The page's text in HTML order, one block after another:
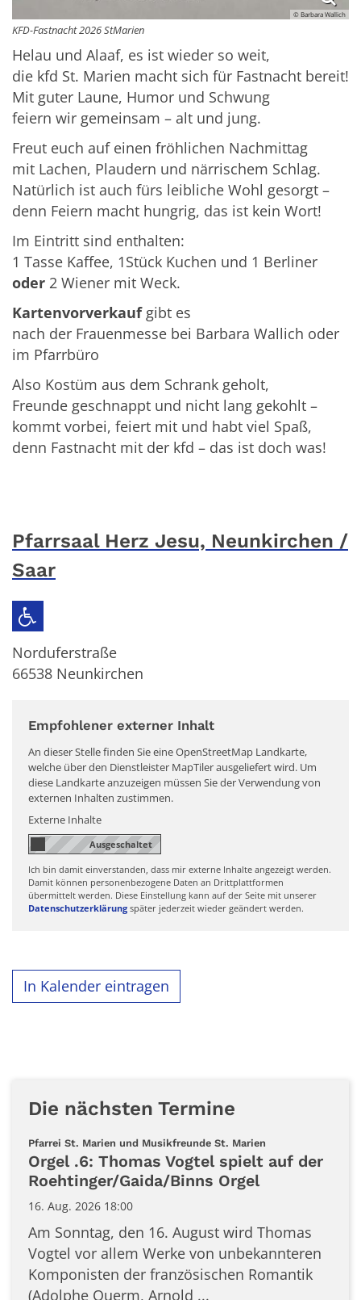
© Barbara Wallich
KFD-Fastnacht 2026 StMarien
Helau und Alaaf, es ist wieder so weit,
die kfd St. Marien macht sich für Fastnacht bereit!
Mit guter Laune, Humor und Schwung
feiern wir gemeinsam – alt und jung.
Freut euch auf einen fröhlichen Nachmittag
mit Lachen, Plaudern und närrischem Schlag.
Natürlich ist auch fürs leibliche Wohl gesorgt –
denn Feiern macht hungrig, das ist kein Wort!
Im Eintritt sind enthalten:
1 Tasse Kaffee, 1Stück Kuchen und 1 Berliner
oder 2 Wiener mit Weck.
Kartenvorverkaufgibt es
nach der Frauenmesse bei Barbara Wallich oder
im Pfarrbüro
Also Kostüm aus dem Schrank geholt,
Freunde geschnappt und nicht lang gekohlt –
kommt vorbei, feiert mit und habt viel Spaß,
denn Fastnacht mit der kfd – das ist doch was!
Pfarrsaal Herz Jesu, Neunkirchen /
Saar
Norduferstraße
66538 Neunkirchen
Empfohlener externer Inhalt
An dieser Stelle finden Sie eine OpenStreetMap Landkarte,
welche über den Dienstleister MapTiler ausgeliefert wird. Um
diese Landkarte anzuzeigen müssen Sie der Verwendung von
externen Inhalten zustimmen.
Externe Inhalte
Ich bin damit einverstanden, dass mir externe Inhalte angezeigt werden.
Damit können personenbezogene Daten an Drittplattformen
übermittelt werden. Diese Einstellung kann auf der Seite mit unserer
Datenschutzerklärung später jederzeit wieder geändert werden.
In Kalender eintragen
Die nächsten Termine
Pfarrei St. Marien und Musikfreunde St. Marien
Orgel .6: Thomas Vogtel spielt auf der
Roehtinger/Gaida/Binns Orgel
16. Aug. 2026 18:00
Am Sonntag, den 16. August wird Thomas
Vogtel vor allem Werke von unbekannteren
Komponisten der französischen Romantik
(Adolphe Querm, Arnold ...